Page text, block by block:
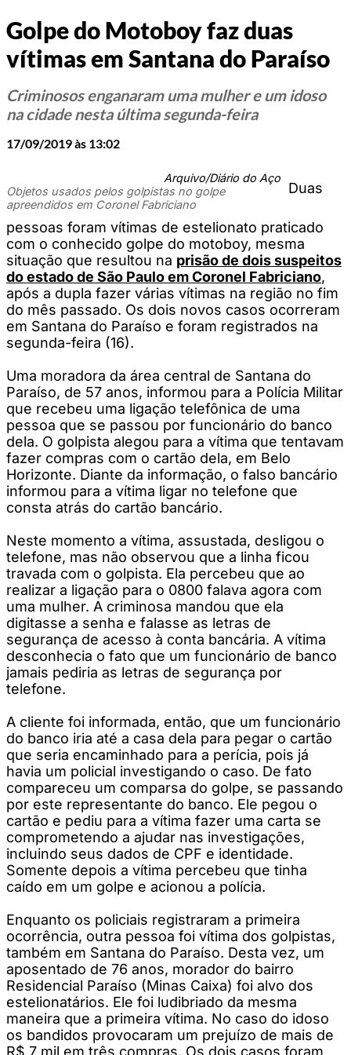
Golpe do Motoboy faz duas
vítimas em Santana do Paraíso
Criminosos enganaram uma mulher e um idoso
na cidade nesta última segunda-feira
17/09/2019 às 13:02
Arquivo/Diário do Aço
Objetos usados pelos golpistas no golpe
apreendidos em Coronel Fabriciano
Duas
pessoas foram vítimas de estelionato praticado
com o conhecido golpe do motoboy, mesma
situação que resultou na prisão de dois suspeitos
do estado de São Paulo em Coronel Fabriciano,
após a dupla fazer várias vítimas na região no fim
do mês passado. Os dois novos casos ocorreram
em Santana do Paraíso e foram registrados na
segunda-feira (16).
Uma moradora da área central de Santana do
Paraíso, de 57 anos, informou para a Polícia Militar
que recebeu uma ligação telefônica de uma
pessoa que se passou por funcionário do banco
dela. O golpista alegou para a vítima que tentavam
fazer compras com o cartão dela, em Belo
Horizonte. Diante da informação, o falso bancário
informou para a vítima ligar no telefone que
consta atrás do cartão bancário.
Neste momento a vítima, assustada, desligou o
telefone, mas não observou que a linha ficou
travada com o golpista. Ela percebeu que ao
realizar a ligação para o 0800 falava agora com
uma mulher. A criminosa mandou que ela
digitasse a senha e falasse as letras de
segurança de acesso à conta bancária. A vítima
desconhecia o fato que um funcionário de banco
jamais pediria as letras de segurança por
telefone.
A cliente foi informada, então, que um funcionário
do banco iria até a casa dela para pegar o cartão
que seria encaminhado para a perícia, pois já
havia um policial investigando o caso. De fato
compareceu um comparsa do golpe, se passando
por este representante do banco. Ele pegou o
cartão e pediu para a vítima fazer uma carta se
comprometendo a ajudar nas investigações,
incluindo seus dados de CPF e identidade.
Somente depois a vítima percebeu que tinha
caído em um golpe e acionou a polícia.
Enquanto os policiais registraram a primeira
ocorrência, outra pessoa foi vítima dos golpistas,
também em Santana do Paraíso. Desta vez, um
aposentado de 76 anos, morador do bairro
Residencial Paraíso (Minas Caixa) foi alvo dos
estelionatários. Ele foi ludibriado da mesma
maneira que a primeira vítima. No caso do idoso
os bandidos provocaram um prejuízo de mais de
R$ 7 mil em três compras. Os dois casos foram